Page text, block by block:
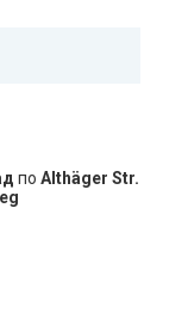
по Althäger Str.